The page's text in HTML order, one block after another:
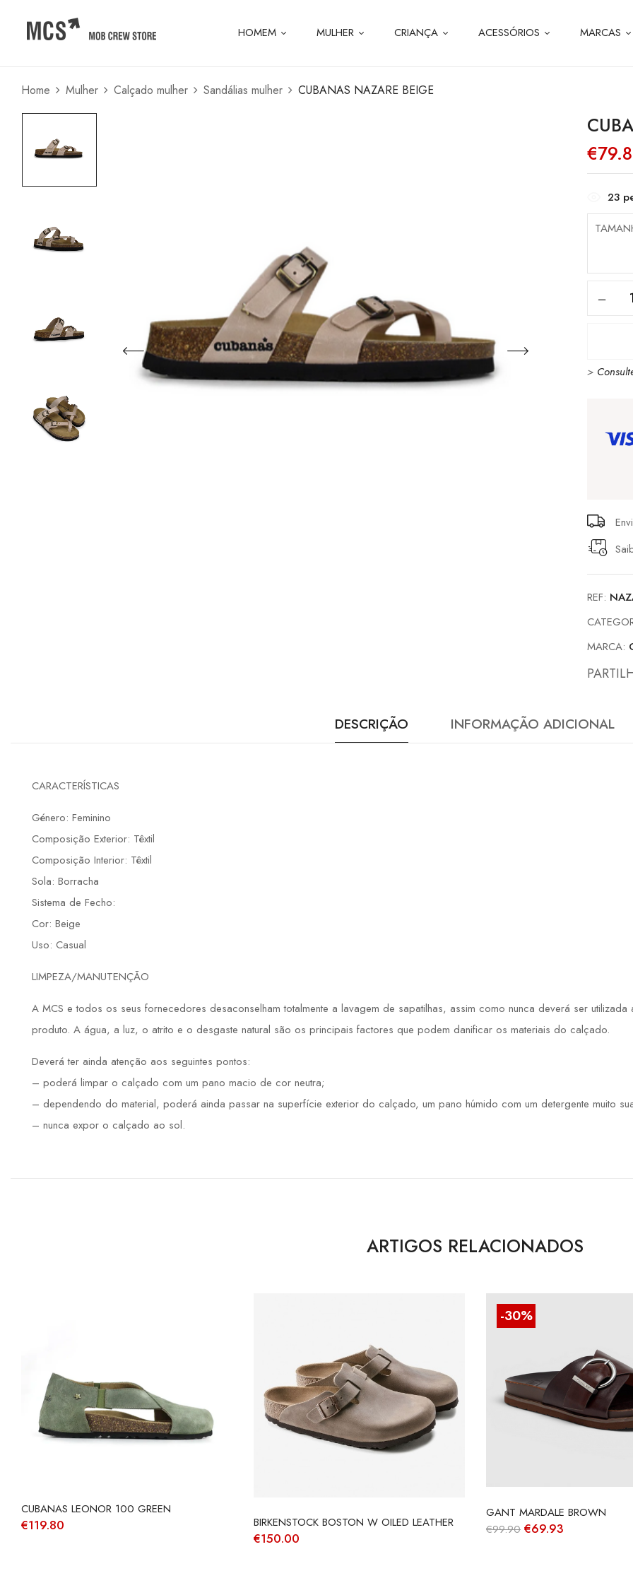
HOMEM MULHER CRIANÇA ACESSÓRIOS MARCAS
Home Mulher Calçado mulher Sandálias mulher CUBANAS NAZARE BEIGE
€
23
BEIGE
>
REF:
MARCA:
DESCRIÇÃO INFORMAÇÃO ADICIONAL
CARACTERÍSTICAS
Género: Feminino
Composição Exterior: Têxtil
Composição Interior: Têxtil
Sola: Borracha
Sistema de Fecho:
Cor: Beige
Uso: Casual
LIMPEZA/MANUTENÇÃO
A MCS e todos os seus fornecedores desaconselham totalmente a lavagem de sapatilhas, assim como nunca deverá ser
produto. A água, a luz, o atrito e o desgaste natural são os principais factores que podem danificar os materiais do calçado.
Deverá ter ainda atenção aos seguintes pontos:
– poderá limpar o calçado com um pano macio de cor neutra;
– dependendo do material, poderá ainda passar na superfície exterior do calçado, um pano húmido com um detergente muito
– nunca expor o calçado ao sol.
ARTIGOS RELACIONADOS
CUBANAS LEONOR 100 GREEN
€119.80 BIRKENSTOCK BOSTON W OILED LEATHER
€150.00
-30%
GANT MARDALE BROWN
€99.90 O
€69.93